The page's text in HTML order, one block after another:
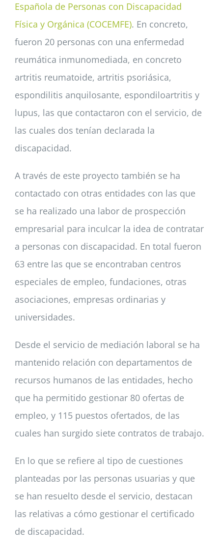
Española de Personas con Discapacidad
Física y Orgánica (COCEMFE). En concreto,
fueron 20 personas con una enfermedad
reumática inmunomediada, en concreto
artritis reumatoide, artritis psoriásica,
espondilitis anquilosante, espondiloartritis y
lupus, las que contactaron con el servicio, de
las cuales dos tenían declarada la
discapacidad.
A través de este proyecto también se ha
contactado con otras entidades con las que
se ha realizado una labor de prospección
empresarial para inculcar la idea de contratar
a personas con discapacidad. En total fueron
63 entre las que se encontraban centros
especiales de empleo, fundaciones, otras
asociaciones, empresas ordinarias y
universidades.
Desde el servicio de mediación laboral se ha
mantenido relación con departamentos de
recursos humanos de las entidades, hecho
que ha permitido gestionar 80 ofertas de
empleo, y 115 puestos ofertados, de las
cuales han surgido siete contratos de trabajo.
En lo que se refiere al tipo de cuestiones
planteadas por las personas usuarias y que
se han resuelto desde el servicio, destacan
las relativas a cómo gestionar el certificado
de discapacidad.